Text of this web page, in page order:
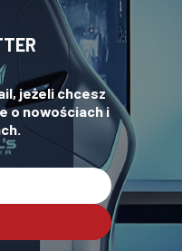
jeżeli chcesz
o nowościach i